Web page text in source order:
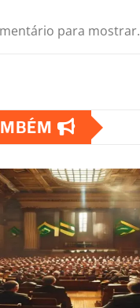
para mostrar.